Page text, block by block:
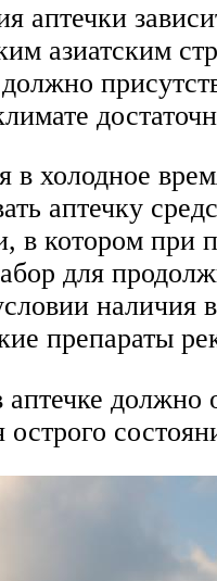
аптечки
азиатским
должно
в холодное
аптечку
в котором при
для
наличия
препараты
должно